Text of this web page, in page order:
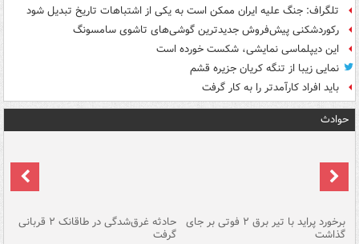
تلگراف: جنگ علیه ایران ممکن است به یکی از اشتباهات تاریخ تبدیل شود
رکوردشکنی پیش‌فروش جدیدترین گوشی‌های تاشوی سامسونگ
این دیپلماسی نمایشی، شکست خورده است
نمایی زیبا از تنگه کریان جزیره قشم
باید افراد کارآمدتر را به کار گرفت
حوادث
برخورد پراید با تیر برق ۲ فوتی بر جای
گذاشت
حادثه غرق‌شدگی در طاقانک ۲ قربانی
گرفت